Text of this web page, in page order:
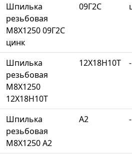
Шпилька
резьбовая
М8Х1250 09Г2С
цинк
09Г2С
Шпилька
резьбовая
М8Х1250
12Х18Н10Т
12Х18Н10Т -
Шпилька
резьбовая
М8Х1250 A2
A2 -